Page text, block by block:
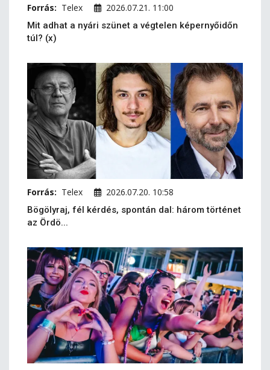
Forrás: Telex 2026.07.21. 11:00
Mit adhat a nyári szünet a végtelen képernyőidőn
túl? (x)
Forrás: Telex 2026.07.20. 10:58
Bögölyraj, fél kérdés, spontán dal: három történet
az Ördö...